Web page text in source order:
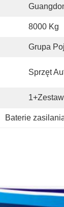
8000 Kg
Grupa
Sprzęt
Baterie